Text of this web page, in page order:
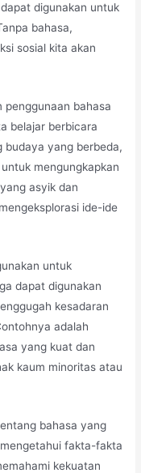
digunakan untuk
bahasa,
sosial kita akan
penggunaan bahasa
belajar berbicara
budaya yang berbeda,
mengungkapkan
asyik dan
ide-ide
untuk
dapat digunakan
kesadaran
adalah
yang kuat dan
kaum minoritas atau
bahasa yang
fakta-fakta
kekuatan